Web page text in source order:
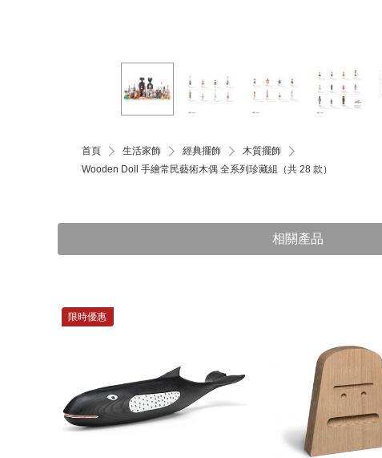
首頁 生活家飾 經典擺飾
木質擺飾
Wooden Doll 手繪常民藝術木偶 全系列珍藏組（共 28 款）
相關產品
限時優惠